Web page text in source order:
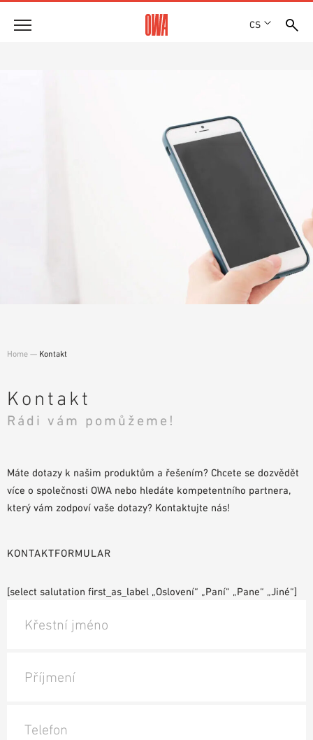
CS
PROHLÁŠENÍ O VLASTNOSTECH (DOP)
Home — Kontakt
Kontakt
Rádi vám pomůžeme!
Máte dotazy k našim produktům a řešením? Chcete se dozvědět
více o společnosti OWA nebo hledáte kompetentního partnera,
který vám zodpoví vaše dotazy? Kontaktujte nás!
KONTAKTFORMULAR
[select salutation first_as_label „Oslovení“ „Paní“ „Pane“ „Jiné“]
Křestní jméno
Příjmení
Telefon